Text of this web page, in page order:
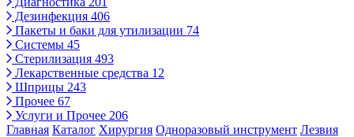
Дезинфекция 406
Пакеты и баки для утилизации 74
Системы 45
Стерилизация 493
Лекарственные средства 12
Шприцы 243
Прочее 67
Услуги и Прочее 206
Главная Каталог Хирургия Одноразовый инструмент Лезвия